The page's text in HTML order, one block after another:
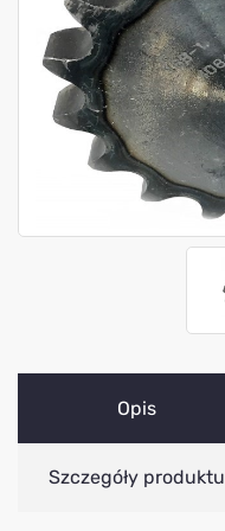
Opis
Szczegóły produktu